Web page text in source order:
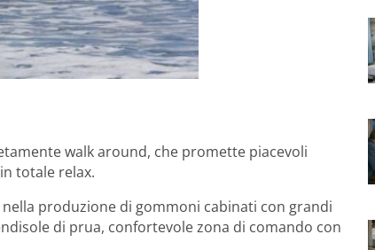
walk around, che promette piacevoli
totale relax.
produzione di gommoni cabinati con grandi
di prua, confortevole zona di comando con